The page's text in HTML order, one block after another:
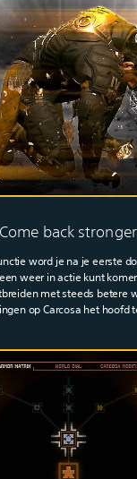
Come back stronger
word je na je eerste
weer in actie kunt
met steeds betere
op Carcosa het hoofd